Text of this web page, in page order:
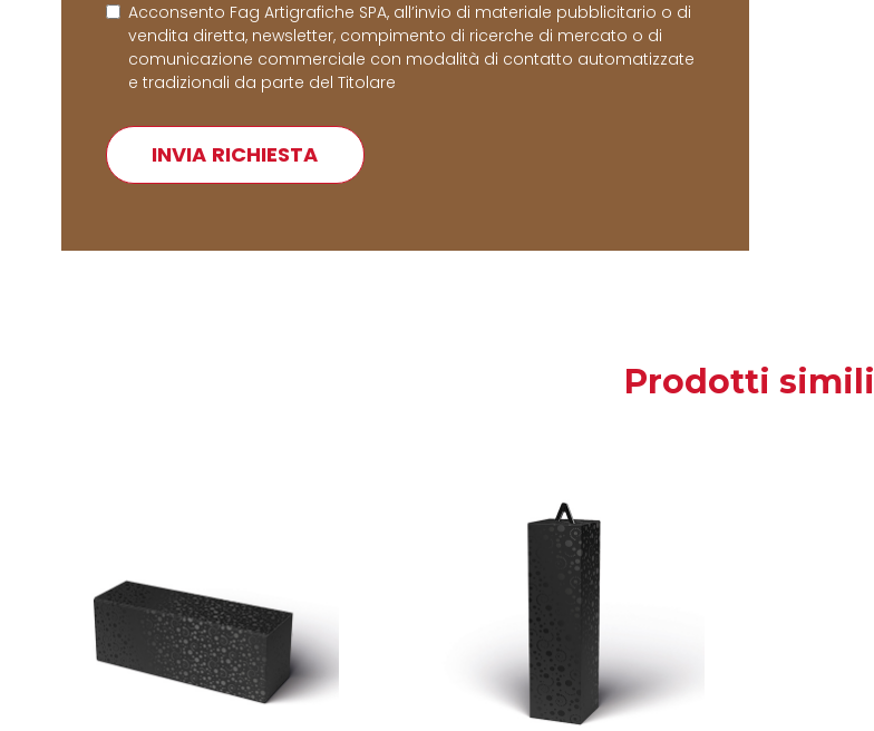
Acconsento Fag Artigrafiche SPA, all’invio di materiale pubblicitario o di
vendita diretta, newsletter, compimento di ricerche di mercato o di
comunicazione commerciale con modalità di contatto automatizzate
e tradizionali da parte del Titolare
Prodotti simili